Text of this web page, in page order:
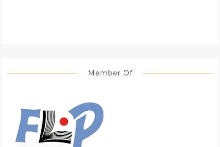
Member Of